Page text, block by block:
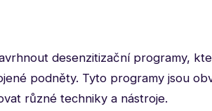
desenzitizační programy,
podněty. Tyto programy jsou
různé techniky a nástroje.